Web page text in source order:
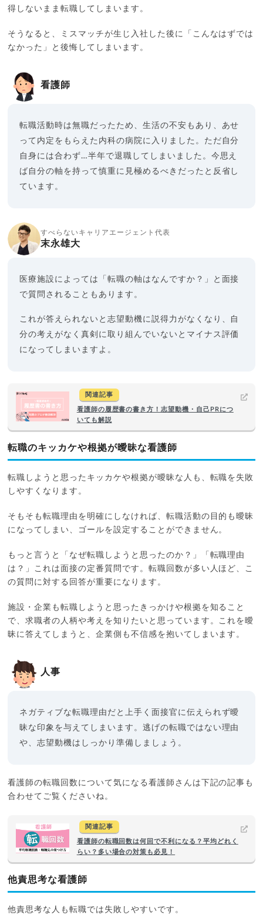
得しないまま転職してしまいます。
そうなると、ミスマッチが生じ入社した後に「こんなはずでは
なかった」と後悔してしまいます。
看護師
転職活動時は無職だったため、生活の不安もあり、あせ
って内定をもらえた内科の病院に入りました。ただ自分
自身には合わず…半年で退職してしまいました。今思え
ば自分の軸を持って慎重に見極めるべきだったと反省し
ています。
すべらないキャリアエージェント代表
末永雄大
医療施設によっては「転職の軸はなんですか？」と面接
で質問されることもあります。
これが答えられないと志望動機に説得力がなくなり、自
分の考えがなく真剣に取り組んでいないとマイナス評価
になってしまいますよ。
関連記事
看護師の履歴書の書き方！志望動機・自己PRにつ
いても解説
転職のキッカケや根拠が曖昧な看護師
転職しようと思ったキッカケや根拠が曖昧な人も、転職を失敗
しやすくなります。
そもそも転職理由を明確にしなければ、転職活動の目的も曖昧
になってしまい、ゴールを設定することができません。
もっと言うと「なぜ転職しようと思ったのか？」「転職理由
は？」これは面接の定番質問です。転職回数が多い人ほど、こ
の質問に対する回答が重要になります。
施設・企業も転職しようと思ったきっかけや根拠を知ること
で、求職者の人柄や考えを知りたいと思っています。これを曖
昧に答えてしまうと、企業側も不信感を抱いてしまいます。
人事
ネガティブな転職理由だと上手く面接官に伝えられず曖
昧な印象を与えてしまいます。逃げの転職ではない理由
や、志望動機はしっかり準備しましょう。
看護師の転職回数について気になる看護師さんは下記の記事も
合わせてご覧くださいね。
関連記事
看護師の転職回数は何回で不利になる？平均どれく
らい？多い場合の対策も必見！
他責思考な看護師
他責思考な人も転職では失敗しやすいです。